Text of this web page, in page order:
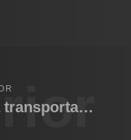
Kenia 2021 Leona transportando cachorro